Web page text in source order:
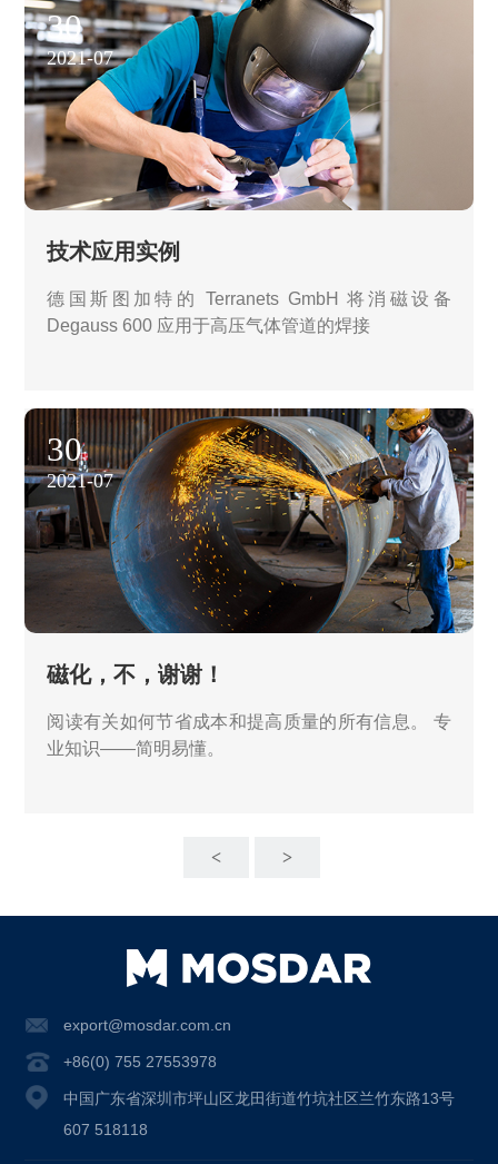
30
2021-07
技术应用实例
德国斯图加特的 Terranets GmbH 将消磁设备
Degauss 600 应用于高压气体管道的焊接
30
2021-07
磁化，不，谢谢！
阅读有关如何节省成本和提高质量的所有信息。 专
业知识——简明易懂。
< >
export@mosdar.com.cn
+86(0) 755 27553978
中国广东省深圳市坪山区龙田街道竹坑社区兰竹东路13号
607 518118